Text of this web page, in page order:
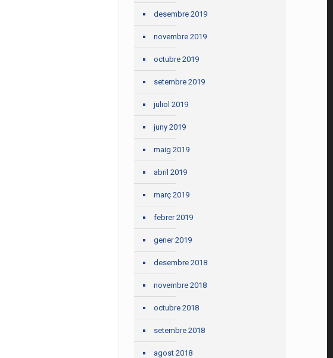
desembre 2019
novembre 2019
octubre 2019
setembre 2019
juliol 2019
juny 2019
maig 2019
abril 2019
març 2019
febrer 2019
gener 2019
desembre 2018
novembre 2018
octubre 2018
setembre 2018
agost 2018